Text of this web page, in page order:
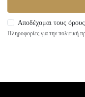
Αποδέχομαι τους
Πληροφορίες για την πολιτική